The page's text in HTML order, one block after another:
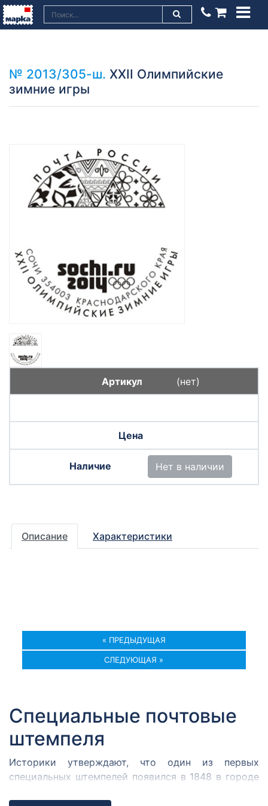
№ 2013/305-ш. XXII Олимпийские
зимние игры
(нет)
Нет в наличии
Описание Характеристики
« ПРЕДЫДУЩАЯ
СЛЕДУЮЩАЯ »
Специальные почтовые
штемпеля
Историки утверждают, что один из первых
специальных штемпелей появился в 1848 в городе